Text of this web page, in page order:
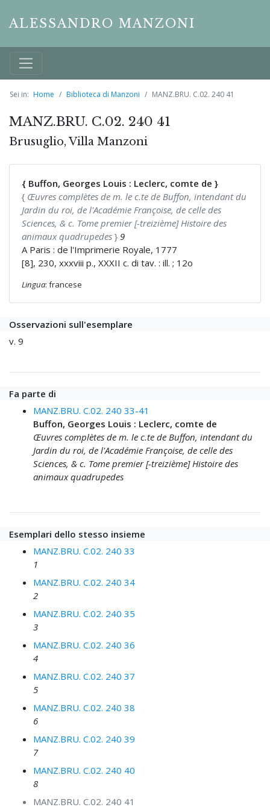
ALESSANDRO MANZONI
Sei in: Home Biblioteca di Manzoni MANZ.BRU. C.02. 240 41
MANZ.BRU. C.02. 240 41
Brusuglio, Villa Manzoni
{ Buffon, Georges Louis : Leclerc, comte de }
{ Œuvres complètes de m. le c.te de Buffon, intendant du
Jardin du roi, de l'Académie Françoise, de celle des
Sciences, & c. Tome premier [-treizième] Histoire des
animaux quadrupedes } 9
A Paris : de l'Imprimerie Royale, 1777
[8], 230, xxxviii p., XXXII c. di tav. : ill. ; 12o
Lingua: francese
Osservazioni sull'esemplare
v. 9
Fa parte di
MANZ.BRU. C.02. 240 33-41
Buffon, Georges Louis : Leclerc, comte de
Œuvres complètes de m. le c.te de Buffon, intendant du
Jardin du roi, de l'Académie Françoise, de celle des
Sciences, & c. Tome premier [-treizième] Histoire des
animaux quadrupedes
Esemplari dello stesso insieme
MANZ.BRU. C.02. 240 33
1
MANZ.BRU. C.02. 240 34
2
MANZ.BRU. C.02. 240 35
3
MANZ.BRU. C.02. 240 36
4
MANZ.BRU. C.02. 240 37
5
MANZ.BRU. C.02. 240 38
6
MANZ.BRU. C.02. 240 39
7
MANZ.BRU. C.02. 240 40
8
MANZ.BRU. C.02. 240 41